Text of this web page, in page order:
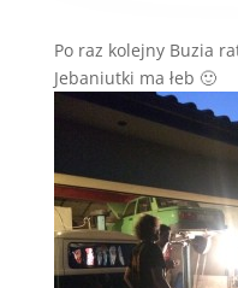
Po raz kolejny Buzia
Jebaniutki ma łeb 🙂